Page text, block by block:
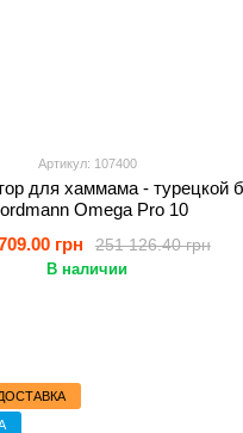
Артикул: 107400
для хаммама - турецкой
Omega Pro 10
251 126.40 грн
грн
В наличии